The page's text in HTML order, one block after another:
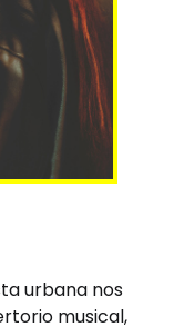
urbana nos
musical,